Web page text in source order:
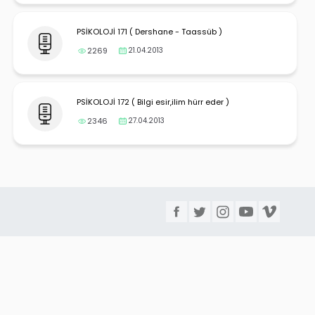
PSİKOLOJİ 171 ( Dershane - Taassüb )
2269
21.04.2013
PSİKOLOJİ 172 ( Bilgi esir,ilim hürr eder )
2346
27.04.2013